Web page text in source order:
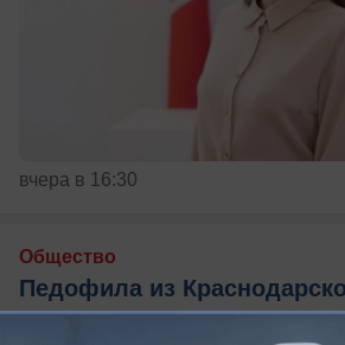
вчера в 16:30
Общество
Педофила из
лет отправят в колонию